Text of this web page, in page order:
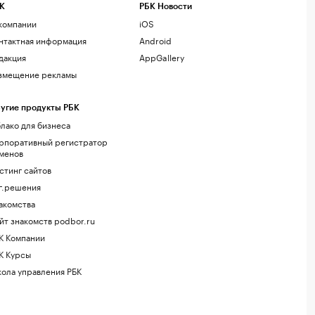
информация
рекламы
продукты РБК
для бизнеса
регистратор
сайтов
знакомств podbor.ru
Компании
Курсы
управления РБК
РБК Новости
iOS
Android
AppGallery